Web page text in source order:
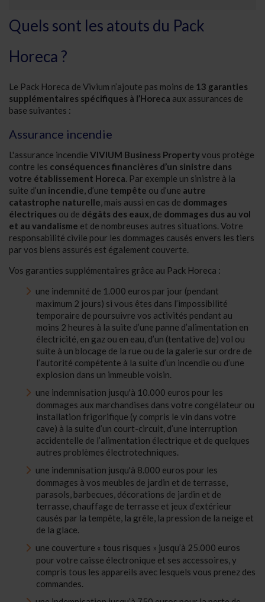
Quels sont les atouts du Pack
Horeca ?
Le Pack Horeca de Vivium n’ajoute pas moins de 13 garanties
supplémentaires spécifiques à l’Horeca aux assurances de
base suivantes :
Assurance incendie
L'assurance incendie VIVIUM Business Propertyvous protège
contre les conséquences financières d’un sinistre dans
votre établissement Horeca. Par exemple un sinistre à la
suite d’un incendie, d’une tempête ou d’une autre
catastrophe naturelle, mais aussi en cas de dommages
électriques ou de dégâts des eaux, de dommages dus au vol
et au vandalisme et de nombreuses autres situations. Votre
responsabilité civile pour les dommages causés envers les tiers
par vos biens assurés est également couverte.
Vos garanties supplémentaires grâce au Pack Horeca :
une indemnité de 1.000 euros par jour (pendant
maximum 2 jours) si vous êtes dans l’impossibilité
temporaire de poursuivre vos activités pendant au
moins 2 heures à la suite d’une panne d’alimentation en
électricité, en gaz ou en eau, d’un (tentative de) vol ou
suite à un blocage de la rue ou de la galerie sur ordre de
l’autorité compétente à la suite d’un incendie ou d’une
explosion dans un immeuble voisin.
une indemnisation jusqu'à 10.000 euros pour les
dommages aux marchandises dans votre congélateur ou
installation frigorifique (y compris le vin dans votre
cave) à la suite d’un court-circuit, d’une interruption
accidentelle de l’alimentation électrique et de quelques
autres problèmes électrotechniques.
une indemnisation jusqu'à 8.000 euros pour les
dommages à vos meubles de jardin et de terrasse,
parasols, barbecues, décorations de jardin et de
terrasse, chauffage de terrasse et jeux d’extérieur
causés par la tempête, la grêle, la pression de la neige et
de la glace.
une couverture « tous risques » jusqu’à 25.000 euros
pour votre caisse électronique et ses accessoires, y
compris tous les appareils avec lesquels vous prenez des
commandes.